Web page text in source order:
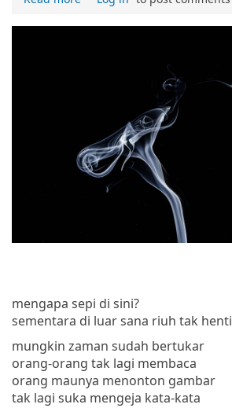
mengapa sepi di sini?
sementara di luar sana riuh tak henti
mungkin zaman sudah bertukar
orang-orang tak lagi membaca
orang maunya menonton gambar
tak lagi suka mengeja kata-kata